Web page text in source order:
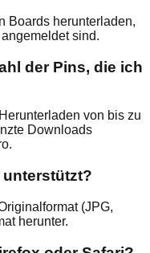
Boards herunterladen,
sind.
der Pins, die ich
von bis zu
Downloads
(JPG,
herunter.